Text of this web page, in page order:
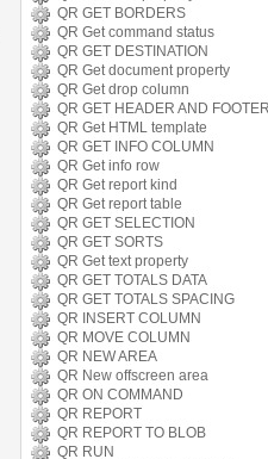
QR GET BORDERS
QR Get command status
QR GET DESTINATION
QR Get document property
QR Get drop column
QR GET HEADER AND
QR Get HTML template
QR GET INFO COLUMN
QR Get info row
QR Get report kind
QR Get report table
QR GET SELECTION
QR GET SORTS
QR Get text property
QR GET TOTALS DATA
QR GET TOTALS SPACING
QR INSERT COLUMN
QR MOVE COLUMN
QR NEW AREA
QR New offscreen area
QR ON COMMAND
QR REPORT
QR REPORT TO BLOB
QR RUN